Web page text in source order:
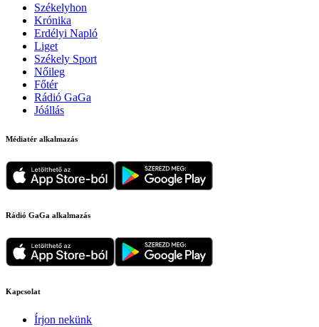
Székelyhon
Krónika
Erdélyi Napló
Liget
Székely Sport
Nőileg
Főtér
Rádió GaGa
Jóállás
Médiatér alkalmazás
Rádió GaGa alkalmazás
Kapcsolat
Írjon nekünk